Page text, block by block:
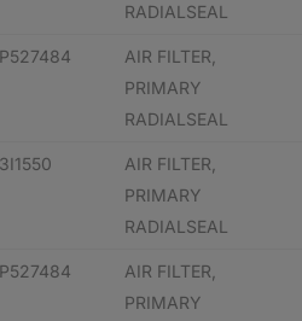
RADIALSEAL
P527484
AIR FILTER,
PRIMARY
RADIALSEAL
3I1550
AIR FILTER,
PRIMARY
RADIALSEAL
P527484
AIR FILTER,
PRIMARY